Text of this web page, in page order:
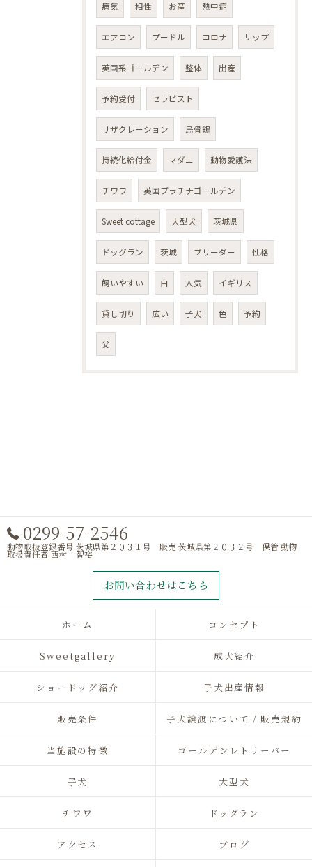
病気 相性 お産 熱中症
エアコン プードル コロナ サップ
英国系ゴールデン 整体 出産
予約受付 セラピスト
リザクレーション 烏骨鶏
持続化給付金 マダニ 動物愛護法
チワワ 英国プラチナゴールデン
Sweet cottage 大型犬 茨城県
ドッグラン 茨城 ブリーダー 性格
飼いやすい 白 人気 イギリス
貸し切り 広い 子犬 色 予約
父
0299-57-2546
動物取扱登録番号 茨城県第２０３１号 販売 茨城県第２０３２号 保管 動物
取扱責任者 西村 智裕
お問い合わせはこちら
ホーム コンセプト
Sweetgallery 成犬紹介
ショードッグ紹介 子犬出産情報
販売条件 子犬譲渡について / 販売規約
当施設の特徴 ゴールデンレトリーバー
子犬 大型犬
チワワ ドッグラン
アクセス ブログ